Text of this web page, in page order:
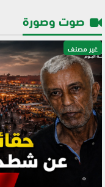
صوت وصورة
غير مصنف